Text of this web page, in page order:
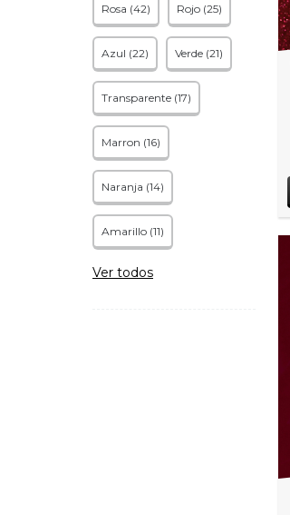
Rosa (42) Rojo (25)
Azul (22) Verde (21)
Transparente (17)
Marron (16)
Naranja (14)
Amarillo (11)
Ver todos